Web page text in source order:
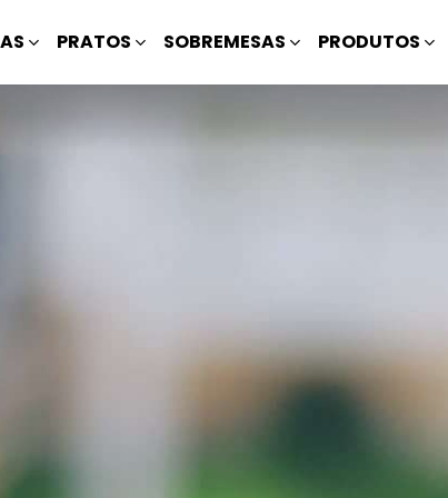
PRATOS SOBREMESAS PRODUTOS